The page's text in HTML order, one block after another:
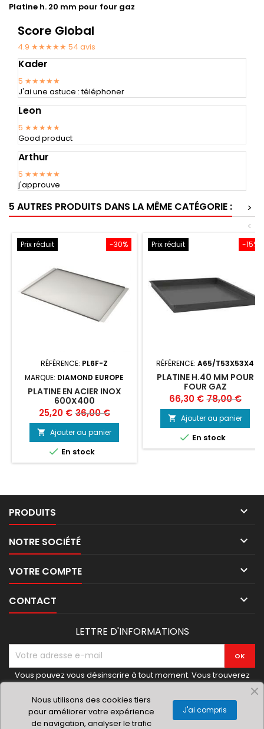
Platine h. 20 mm pour four gaz
Score Global
4.9 ★★★★★ 54 avis
Kader
5 ★★★★★
J'ai une astuce : téléphoner
Leon
5 ★★★★★
Good product
Arthur
5 ★★★★★
j'approuve
5 AUTRES PRODUITS DANS LA MÊME CATÉGORIE :
>
<
-30%
Prix réduit
RÉFÉRENCE: PL6F-Z
MARQUE: DIAMOND EUROPE
PLATINE EN ACIER INOX
600X400
Prix
25,20 € Prix
de
base
36,00 €
 Ajouter au panier
 En stock
-15%
Prix réduit
RÉFÉRENCE: A65/T53X53X4
PLATINE H.40 MM POUR
FOUR GAZ
Prix
66,30 € Prix
de
base
78,00 €
 Ajouter au panier
 En stock
PRODUITS 
NOTRE SOCIÉTÉ 
VOTRE COMPTE 
CONTACT 
LETTRE D'INFORMATIONS
Vous pouvez vous désinscrire à tout moment. Vous trouverez
pour cela nos informations de contact dans les conditions
d'utilisation du site.
Nous utilisons des cookies tiers
pour améliorer votre expérience
de navigation, analyser le trafic
J'ai compris